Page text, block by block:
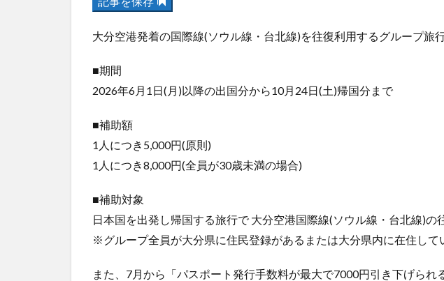
大分空港発着の国際線(ソウル線・台北線)を往復利用するグループ旅
■期間
2026年6月1日(月)以降の出国分から10月24日(土)帰国分まで
■補助額
1人につき5,000円(原則)
1人につき8,000円(全員が30歳未満の場合)
■補助対象
日本国を出発し帰国する旅行で 大分空港国際線(ソウル線・台北線)
※グループ全員が大分県に住民登録があるまたは大分県内に在住して
また、7月から「パスポート発行手数料が最大で7000円引き下げられ